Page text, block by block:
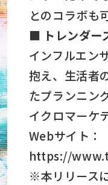
とのコラボも
■ トレンダー
インフルエン
抱え、生活者
たプランニン
イクロマーケ
Webサイト：
https://
※本リリース